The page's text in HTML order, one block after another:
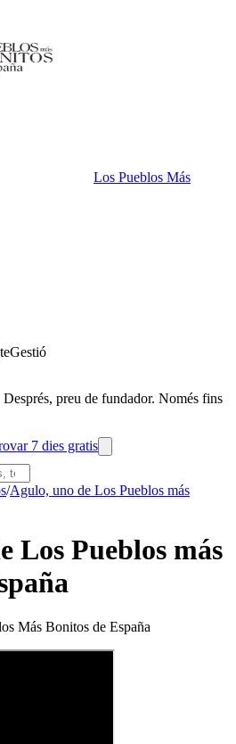
Los Pueblos Más
Gestió
Després, preu de fundador. Només fins
7 dies gratis
/Agulo, uno de Los Pueblos más
Los Pueblos más
Más Bonitos de España